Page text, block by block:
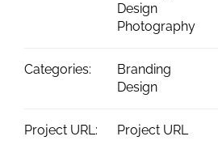
Design
Photography
Categories:
Branding
Design
Project URL: Project URL